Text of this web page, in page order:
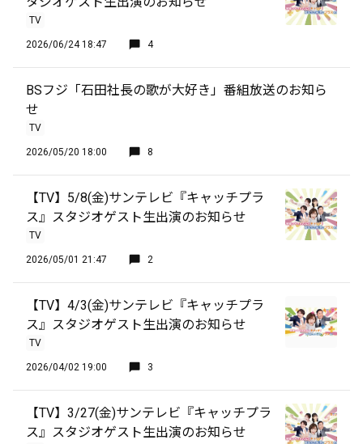
TV
2026/06/24 18:47 4
BSフジ「石田社長の歌が大好き」番組放送のお知ら
せ
TV
2026/05/20 18:00 8
【TV】5/8(金)サンテレビ『キャッチプラ
ス』スタジオゲスト生出演のお知らせ
TV
2026/05/01 21:47 2
【TV】4/3(金)サンテレビ『キャッチプラ
ス』スタジオゲスト生出演のお知らせ
TV
2026/04/02 19:00 3
【TV】3/27(金)サンテレビ『キャッチプラ
ス』スタジオゲスト生出演のお知らせ